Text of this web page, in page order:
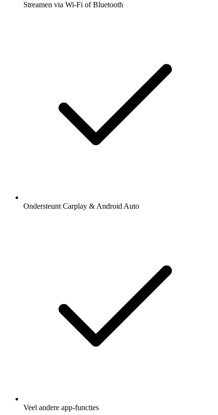
Streamen via Wi-Fi of Bluetooth
Ondersteunt Carplay & Android Auto
Veel andere app-functies